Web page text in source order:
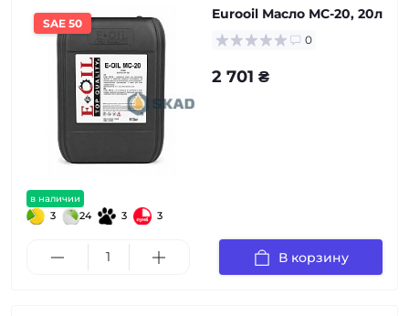
SAE 50
в наличии
3 24 3 3
Eurooil Масло МС-20, 20л
0
2 701 ₴
В корзину